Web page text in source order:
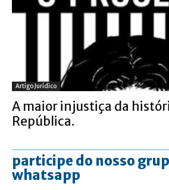
Artigo Jurídico
A maior injustiça da
República.
participe do nosso
whatsapp